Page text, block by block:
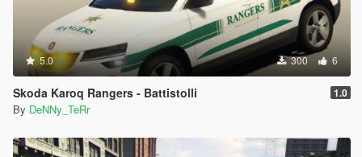
5.0 300 6
Skoda Karoq Rangers - Battistolli 1.0
By DeNNy_TeRr